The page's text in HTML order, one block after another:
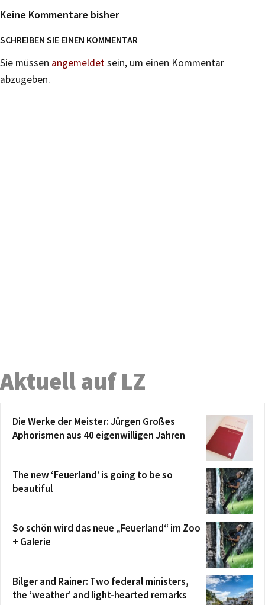
Keine Kommentare bisher
SCHREIBEN SIE EINEN KOMMENTAR
Sie müssen angemeldetsein, um einen Kommentar
abzugeben.
Aktuell auf LZ
Die Werke der Meister: Jürgen Großes
Aphorismen aus 40 eigenwilligen Jahren
The new ‘Feuerland’ is going to be so
beautiful
So schön wird das neue „Feuerland“ im Zoo
+ Galerie
Bilger and Rainer: Two federal ministers,
the ‘weather’ and light-hearted remarks